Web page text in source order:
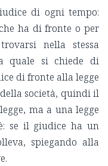
di ogni tempo:
ha di fronte o per
nella stessa
quale si chiede di
di fronte alla legge
società, quindi il
ma a una legge
se il giudice ha un
spiegando alla